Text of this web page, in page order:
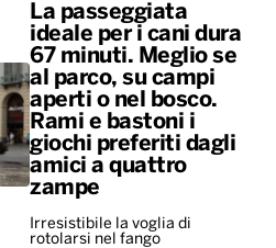
La passeggiata
ideale per i cani dura
67 minuti. Meglio se
al parco, su campi
aperti o nel bosco.
Rami e bastoni i
giochi preferiti dagli
amici a quattro
zampe
Irresistibile la voglia di
rotolarsi nel fango